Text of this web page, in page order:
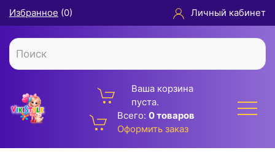
Избранное (0) Личный кабинет
Ваша корзина
пуста.
Всего: 0 товаров
Оформить заказ